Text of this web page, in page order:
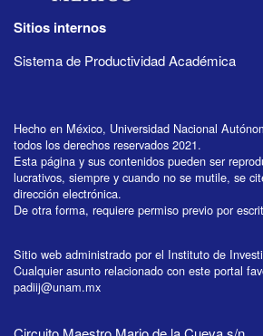
Sitios internos
Sistema de Productividad Académica
Hecho en México, Universidad Nacional
todos los derechos reservados 2021.
Esta página y sus contenidos pueden ser
lucrativos, siempre y cuando no se mutile, se
dirección electrónica.
De otra forma, requiere permiso previo por
Sitio web administrado por el Instituto de
Cualquier asunto relacionado con este portal
padiij@unam.mx